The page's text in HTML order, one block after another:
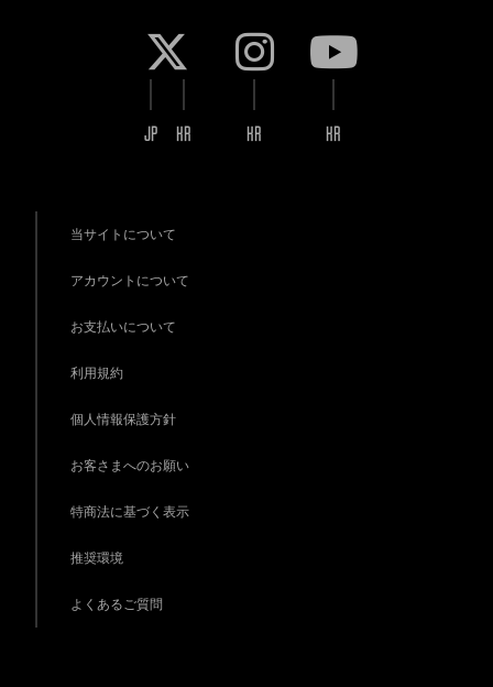
JP KR KR KR
当サイトについて
アカウントについて
お支払いについて
利用規約
個人情報保護方針
お客さまへのお願い
特商法に基づく表示
推奨環境
よくあるご質問